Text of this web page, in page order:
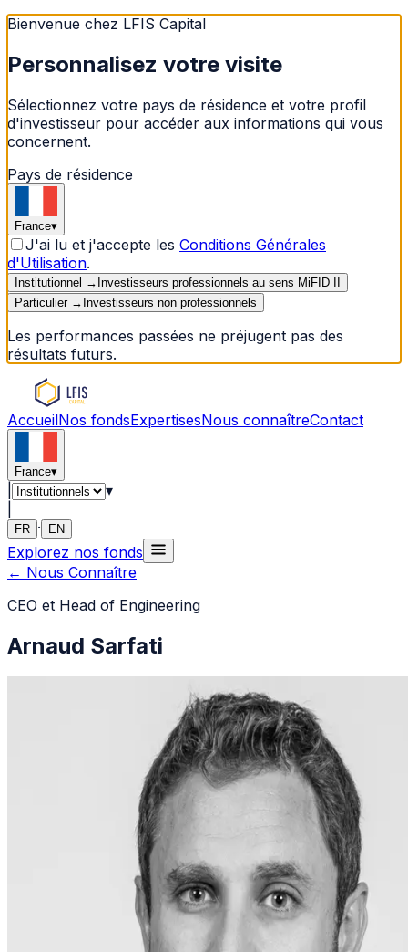
Bienvenue chez LFIS Capital
Personnalisez votre visite
Sélectionnez votre pays de résidence et votre profil
d'investisseur pour accéder aux informations qui vous
concernent.
Pays de résidence
France▾
J'ai lu et j'accepte les Conditions Générales
d'Utilisation.
Institutionnel → Investisseurs professionnels au sens MiFID II
Particulier→ Investisseurs non professionnels
Les performances passées ne préjugent pas des
résultats futurs.
AccueilNos fondsExpertisesNous connaîtreContact
France▾
▾
FR · EN
Explorez nos fonds
← Nous Connaître
CEO et Head of Engineering
Arnaud Sarfati